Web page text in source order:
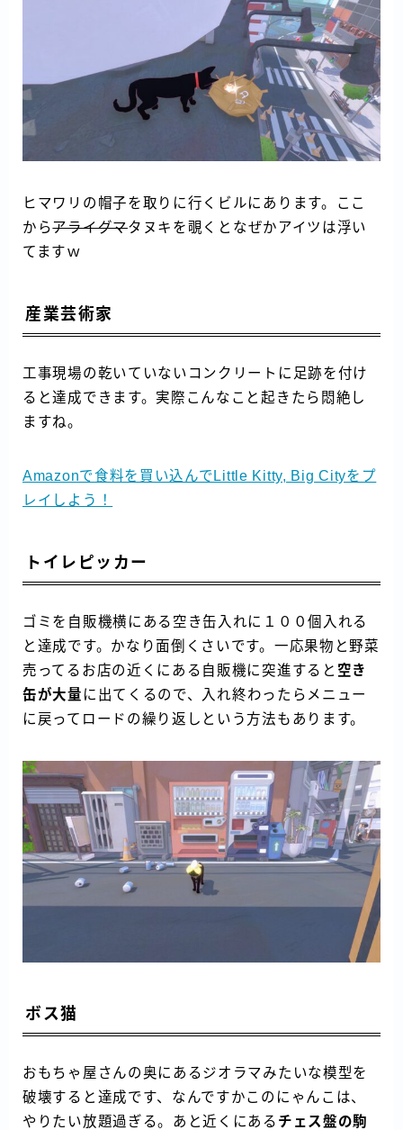
ヒマワリの帽子を取りに行くビルにあります。ここ
からアライグマタヌキを覗くとなぜかアイツは浮い
てますｗ
産業芸術家
工事現場の乾いていないコンクリートに足跡を付け
ると達成できます。実際こんなこと起きたら悶絶し
ますね。
Amazonで食料を買い込んでLittle Kitty, Big Cityをプ
レイしよう！
トイレピッカー
ゴミを自販機横にある空き缶入れに１００個入れる
と達成です。かなり面倒くさいです。一応果物と野菜
売ってるお店の近くにある自販機に突進すると 空き
缶が大量 に出てくるので、入れ終わったらメニュー
に戻ってロードの繰り返しという方法もあります。
ボス猫
おもちゃ屋さんの奥にあるジオラマみたいな模型を
破壊すると達成です、なんですかこのにゃんこは、
やりたい放題過ぎる。あと近くにある チェス盤の駒